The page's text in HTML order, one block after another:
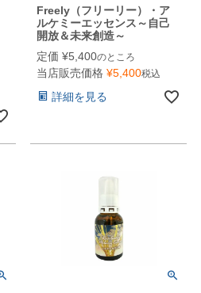
Freely（フリーリー）・ア
ルケミーエッセンス～自己
開放＆未来創造～
定価 ¥5,400のところ
当店販売価格 ¥5,400税込
詳細を見る